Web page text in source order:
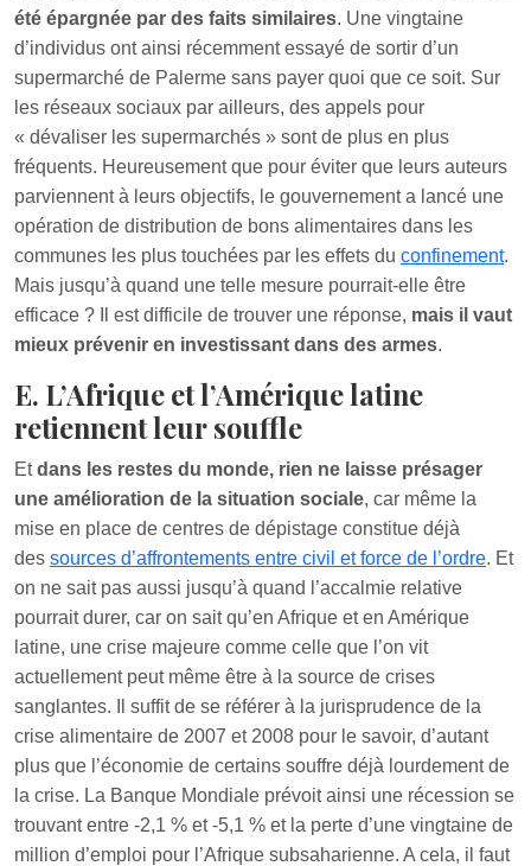
été épargnée par des faits similaires. Une vingtaine
d’individus ont ainsi récemment essayé de sortir d’un
supermarché de Palerme sans payer quoi que ce soit. Sur
les réseaux sociaux par ailleurs, des appels pour
« dévaliser les supermarchés » sont de plus en plus
fréquents. Heureusement que pour éviter que leurs auteurs
parviennent à leurs objectifs, le gouvernement a lancé une
opération de distribution de bons alimentaires dans les
communes les plus touchées par les effets du confinement.
Mais jusqu’à quand une telle mesure pourrait-elle être
efficace ? Il est difficile de trouver une réponse, mais il vaut
mieux prévenir en investissant dans des armes.
E. L’Afrique et l’Amérique latine
retiennent leur souffle
Etdans les restes du monde, rien ne laisse présager
une amélioration de la situation sociale, car même la
mise en place de centres de dépistage constitue déjà
des sources d’affrontements entre civil et force de l’ordre. Et
on ne sait pas aussi jusqu’à quand l’accalmie relative
pourrait durer, car on sait qu’en Afrique et en Amérique
latine, une crise majeure comme celle que l’on vit
actuellement peut même être à la source de crises
sanglantes. Il suffit de se référer à la jurisprudence de la
crise alimentaire de 2007 et 2008 pour le savoir, d’autant
plus que l’économie de certains souffre déjà lourdement de
la crise. La Banque Mondiale prévoit ainsi une récession se
trouvant entre -2,1 % et -5,1 % et la perte d’une vingtaine de
million d’emploi pour l’Afrique subsaharienne. A cela, il faut